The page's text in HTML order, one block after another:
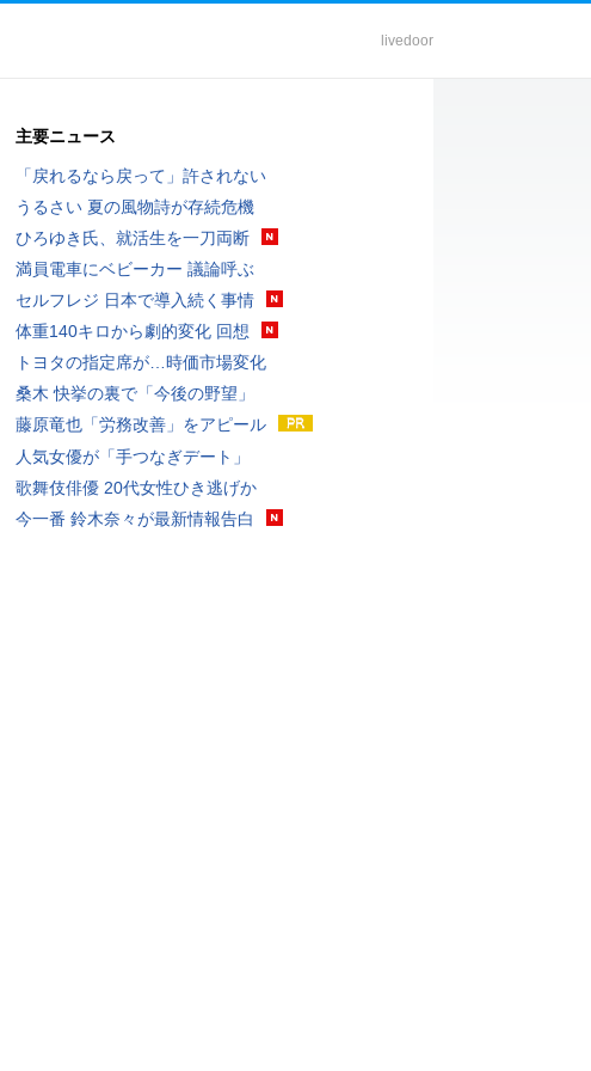
livedoor
主要ニュース
「戻れるなら戻って」許されない
うるさい 夏の風物詩が存続危機
ひろゆき氏、就活生を一刀両断
満員電車にベビーカー 議論呼ぶ
セルフレジ 日本で導入続く事情
体重140キロから劇的変化 回想
トヨタの指定席が…時価市場変化
桑木 快挙の裏で「今後の野望」
藤原竜也「労務改善」をアピール
人気女優が「手つなぎデート」
歌舞伎俳優 20代女性ひき逃げか
今一番 鈴木奈々が最新情報告白